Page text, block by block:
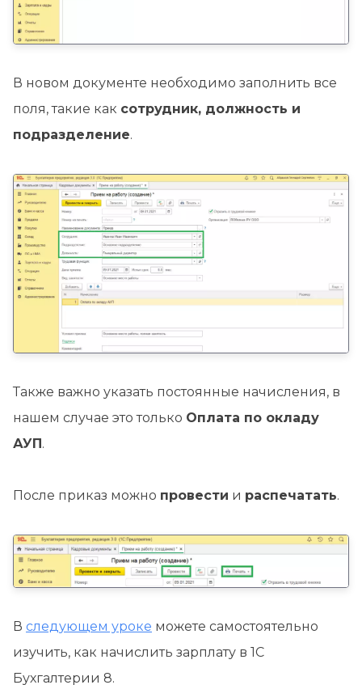
В новом документе необходимо заполнить все
поля, такие как сотрудник, должность и
подразделение.
Также важно указать постоянные начисления, в
нашем случае это только Оплата по окладу
АУП.
После приказ можно провести и распечатать.
В следующем уроке можете самостоятельно
изучить, как начислить зарплату в 1С
Бухгалтерии 8.